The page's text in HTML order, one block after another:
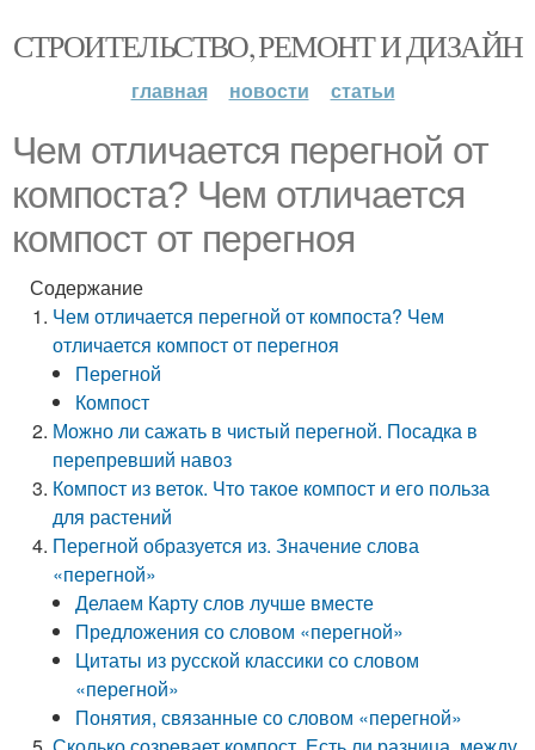
СТРОИТЕЛЬСТВО, РЕМОНТ И ДИЗАЙН
главная новости статьи
Чем отличается перегной от
компоста? Чем отличается
компост от перегноя
Содержание
Чем отличается перегной от компоста? Чем
отличается компост от перегноя
Перегной
Компост
Можно ли сажать в чистый перегной. Посадка в
перепревший навоз
Компост из веток. Что такое компост и его польза
для растений
Перегной образуется из. Значение слова
«перегной»
Делаем Карту слов лучше вместе
Предложения со словом «перегной»
Цитаты из русской классики со словом
«перегной»
Понятия, связанные со словом «перегной»